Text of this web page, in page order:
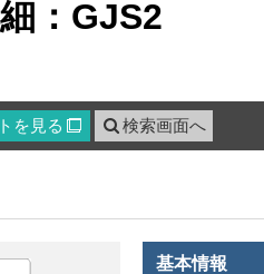
：GJS2
を見る  検索画面へ
基本情報